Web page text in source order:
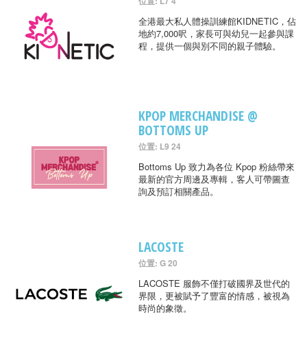
全港最大私人體操訓練館KIDNETIC，佔
地約7,000呎，家長可與幼兒一起參與課
程，提供一個與別不同的親子體驗。
KPOP MERCHANDISE @
BOTTOMS UP
位置: L9 24
Bottoms Up 致力為各位 Kpop 粉絲帶來
最新的官方周邊及專輯，客人可帶圖查
詢及預訂相關產品。
LACOSTE
位置: G 20
LACOSTE 服飾不僅打破國界及世代的
界限，更被賦予了豐富的情感，被視為
時尚的象徵。